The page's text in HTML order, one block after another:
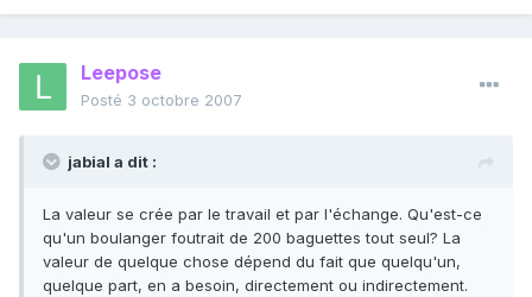
Leepose
Posté 3 octobre 2007
jabial a dit :
La valeur se crée par le travail et par l'échange. Qu'est-ce
qu'un boulanger foutrait de 200 baguettes tout seul? La
valeur de quelque chose dépend du fait que quelqu'un,
quelque part, en a besoin, directement ou indirectement.